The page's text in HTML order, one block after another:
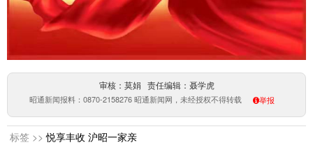
审核：莫娟 责任编辑：聂学虎
昭通新闻报料：0870-2158276 昭通新闻网，未经授权不得转载 举报
标签 >>悦享丰收 沪昭一家亲